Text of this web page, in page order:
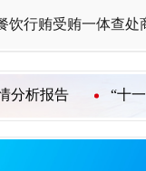
消费维权舆情分析